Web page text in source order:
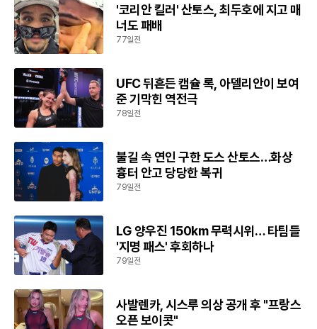
'코리안 킬러' 산토스, 최두호에 지고 매
너도 패배
77일전
UFC 뒤흔든 캡슐 록, 아델리안이 보여
준 기막힌 역전극
78일전
불길 속 연인 구한 도스 산토스…화상
흉터 안고 당당한 복귀
79일전
LG 양우진 150km 무력시위… 타팀들
'지명 패스' 후회하나
79일전
사발렌카, 시스루 의상 공개 후 "프랑스
오픈 보이콧"